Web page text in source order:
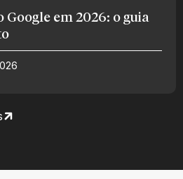
em 2026: o guia